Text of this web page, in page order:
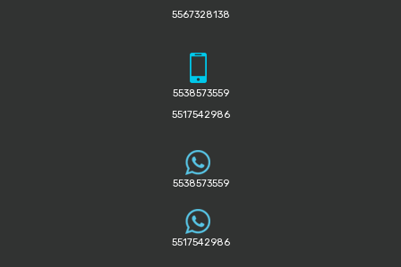
5567328138
5538573559
5517542986
5538573559
5517542986